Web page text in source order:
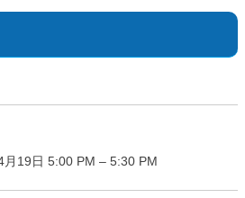
月19日 5:00 PM – 5:30 PM